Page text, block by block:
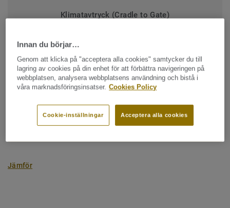
Klimatavtryck (Cradle to Gate)
MITT PROJEKTS KLIMATAVTRYCK
KONTAKTA OSS
Jämför
Innan du börjar…
Genom att klicka på "acceptera alla cookies" samtycker du till
lagring av cookies på din enhet för att förbättra navigeringen på
webbplatsen, analysera webbplatsens användning och bistå i
våra marknadsföringsinsatser. Cookies Policy
Acceptera alla cookies
Cookie-inställningar